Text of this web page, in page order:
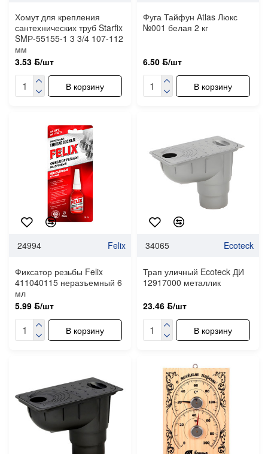
Хомут для крепления
сантехнических труб Starfix
SMР-55155-1 3 3/4 107-112
мм
3.53 ƃ/шт
В корзину
Фуга Тайфун Atlas Люкс
№001 белая 2 кг
6.50 ƃ/шт
В корзину
24994 Felix
Фиксатор резьбы Felix
411040115 неразъемный 6
мл
5.99 ƃ/шт
В корзину
34065 Ecoteck
Трап уличный Ecoteck ДИ
12917000 металлик
23.46 ƃ/шт
В корзину